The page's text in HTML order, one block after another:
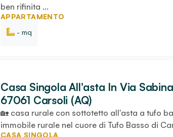
ben rifinita ...
APPARTAMENTO
- mq
Casa Singola All'asta In Via
67061 Carsoli (AQ)
🏡 casa rurale con sottotetto all'asta a tufo
immobile rurale nel cuore di Tufo Basso di
CASA SINGOLA